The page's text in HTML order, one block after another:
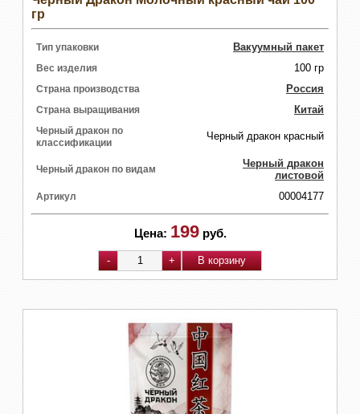
гр
Тип упаковки Вакуумный пакет
Вес изделия 100 гр
Страна производства Россия
Страна выращивания Китай
Черный дракон по
классификации
Черный дракон красный
Черный дракон по видам
Черный дракон
листовой
Артикул 00004177
Цена: 199 руб.